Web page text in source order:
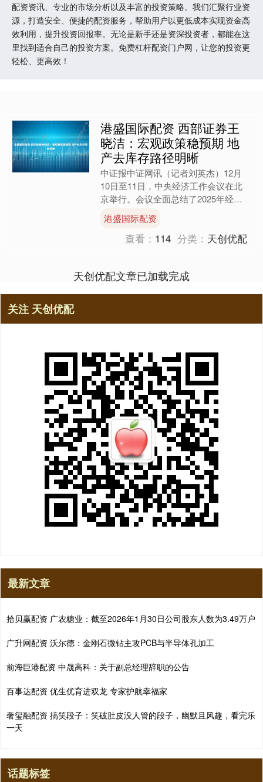
配资资讯、专业的市场分析以及丰富的投资策略。我们汇聚行业资
源，打造安全、便捷的配资服务，帮助用户以更低成本实现资金高
效利用，提升投资回报率。无论是新手还是资深投资者，都能在这
里找到适合自己的投资方案。免费杠杆配资门户网，让您的投资更
轻松、更高效！
港盛国际配资 西部证券王
晓洁：宏观政策稳预期 地
产去库存路径明晰
中证报中证网讯（记者刘英杰）12月
10日至11日，中央经济工作会议在北
京举行。会议全面总结了2025年经济
工作，深入分析当前经济形势，系统部
署2026年经济工作....
港盛国际配资
查看： 114 分类： 天创优配
天创优配文章已加载完成
关注 天创优配
最新文章
拾贝赢配资 广农糖业：截至2026年1月30日公司股东人数为3.49万户
广升网配资 沃尔德：金刚石微钻主攻PCB与半导体孔加工
前海巨港配资 中晟高科：关于副总经理辞职的公告
百事达配资 优生优育进双龙 专家护航幸福家
奢玺融配资 搞笑段子：笑破肚皮没人管的段子，幽默且风趣，看完乐
一天
话题标签